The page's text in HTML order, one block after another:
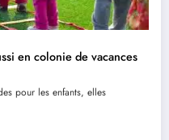
en colonie de vacances
pour les enfants, elles